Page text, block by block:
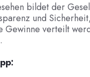
bildet der
und
Gewinne verteilt